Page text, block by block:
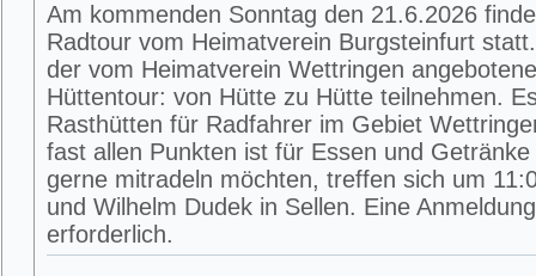
Am kommenden Sonntag den 21.6.2026
Radtour vom Heimatverein Burgsteinfurt
der vom Heimatverein Wettringen
Hüttentour: von Hütte zu Hütte teilnehmen.
Rasthütten für Radfahrer im Gebiet
fast allen Punkten ist für Essen und
gerne mitradeln möchten, treffen sich um
und Wilhelm Dudek in Sellen. Eine
erforderlich.